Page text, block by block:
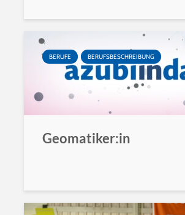
BERUFE BERUFSBESCHREIBUNG
Geomatiker:in